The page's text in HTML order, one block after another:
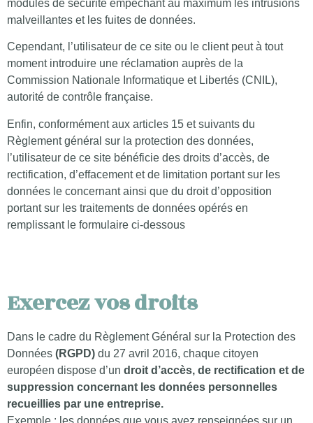
modules de sécurité empêchant au maximum les intrusions
malveillantes et les fuites de données.
Cependant, l’utilisateur de ce site ou le client peut à tout
moment introduire une réclamation auprès de la
Commission Nationale Informatique et Libertés (CNIL),
autorité de contrôle française.
Enfin, conformément aux articles 15 et suivants du
Règlement général sur la protection des données,
l’utilisateur de ce site bénéficie des droits d’accès, de
rectification, d’effacement et de limitation portant sur les
données le concernant ainsi que du droit d’opposition
portant sur les traitements de données opérés en
remplissant le formulaire ci-dessous
Exercez vos droits
Dans le cadre du Règlement Général sur la Protection des
Données (RGPD) du 27 avril 2016, chaque citoyen
européen dispose d’un droit d’accès, de rectification et de
suppression concernant les données personnelles
recueillies par une entreprise.
Exemple : les données que vous avez renseignées sur un